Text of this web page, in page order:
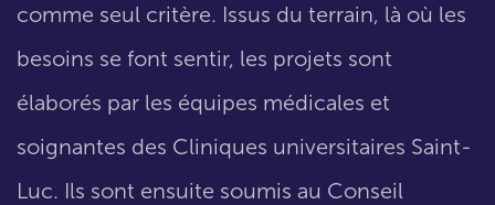
comme seul critère. Issus du terrain, là où les
besoins se font sentir, les projets sont
élaborés par les équipes médicales et
soignantes des Cliniques universitaires Saint-
Luc. Ils sont ensuite soumis au Conseil